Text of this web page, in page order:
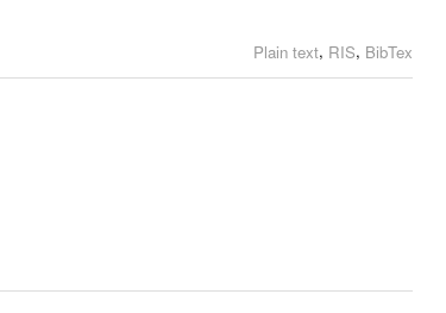
Plain text, RIS, BibTex